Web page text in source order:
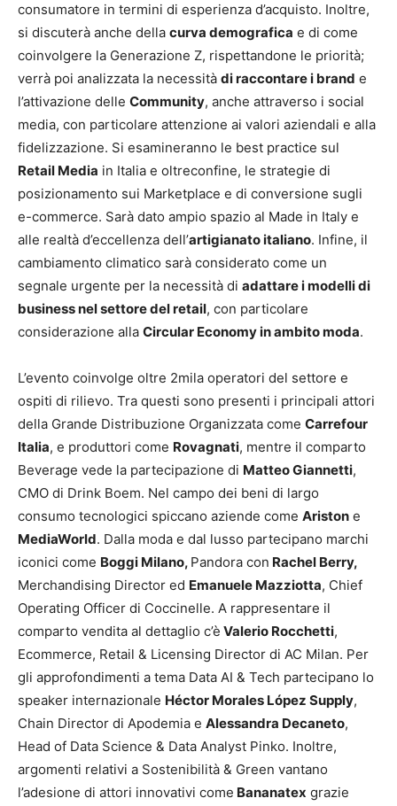
consumatore in termini di esperienza d’acquisto. Inoltre,
si discuterà anche della curva demografica e di come
coinvolgere la Generazione Z, rispettandone le priorità;
verrà poi analizzata la necessità di raccontare i brand e
l’attivazione delle Community, anche attraverso i social
media, con particolare attenzione ai valori aziendali e alla
fidelizzazione. Si esamineranno le best practice sul
Retail Media in Italia e oltreconfine, le strategie di
posizionamento sui Marketplace e di conversione sugli
e-commerce. Sarà dato ampio spazio al Made in Italy e
alle realtà d’eccellenza dell’artigianato italiano. Infine, il
cambiamento climatico sarà considerato come un
segnale urgente per la necessità di adattare i modelli di
business nel settore del retail, con particolare
considerazione alla Circular Economy in ambito moda.
L’evento coinvolge oltre 2mila operatori del settore e
ospiti di rilievo. Tra questi sono presenti i principali attori
della Grande Distribuzione Organizzata come Carrefour
Italia, e produttori come Rovagnati, mentre il comparto
Beverage vede la partecipazione di Matteo Giannetti,
CMO di Drink Boem. Nel campo dei beni di largo
consumo tecnologici spiccano aziende come Ariston e
MediaWorld. Dalla moda e dal lusso partecipano marchi
iconici come Boggi Milano, Pandora con Rachel Berry,
Merchandising Director ed Emanuele Mazziotta, Chief
Operating Officer di Coccinelle. A rappresentare il
comparto vendita al dettaglio c’è Valerio Rocchetti,
Ecommerce, Retail & Licensing Director di AC Milan. Per
gli approfondimenti a tema Data AI & Tech partecipano lo
speaker internazionale Héctor Morales López Supply,
Chain Director di Apodemia e Alessandra Decaneto,
Head of Data Science & Data Analyst Pinko. Inoltre,
argomenti relativi a Sostenibilità & Green vantano
l’adesione di attori innovativi come Bananatex grazie